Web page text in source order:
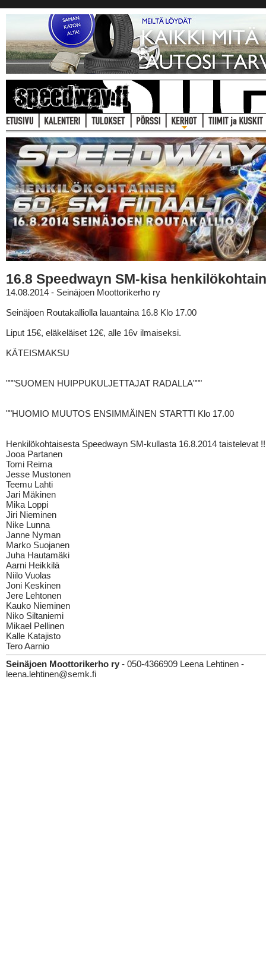
16.8 Speedwayn SM-kisa
14.08.2014 - Seinäjoen Moottorikerho ry
Seinäjoen Routakalliolla lauantaina 16.8 Klo 17.00
Liput 15€, eläkeläiset 12€, alle 16v ilmaiseksi.
KÄTEISMAKSU
"""SUOMEN HUIPPUKULJETTAJAT RADALLA"""
""HUOMIO MUUTOS ENSIMMÄINEN STARTTI Klo 17.00
Henkilökohtaisesta Speedwayn SM-kullasta 16.8.2014 taistelevat
Jooa Partanen
Tomi Reima
Jesse Mustonen
Teemu Lahti
Jari Mäkinen
Mika Loppi
Jiri Nieminen
Nike Lunna
Janne Nyman
Marko Suojanen
Juha Hautamäki
Aarni Heikkilä
Niilo Vuolas
Joni Keskinen
Jere Lehtonen
Kauko Nieminen
Niko Siltaniemi
Mikael Pellinen
Kalle Katajisto
Tero Aarnio
Seinäjoen Moottorikerho ry - 050-4366909 Leena Lehtinen -
leena.lehtinen@semk.fi